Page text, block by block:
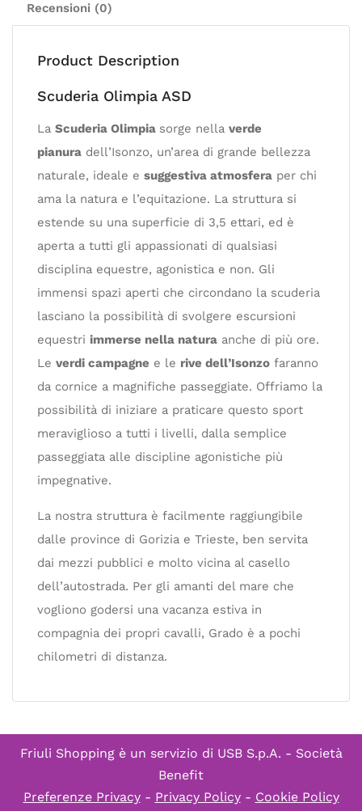
Recensioni (0)
Product Description
Scuderia Olimpia ASD
La Scuderia Olimpia sorge nella verde
pianura dell’Isonzo, un’area di grande bellezza
naturale, ideale e suggestiva atmosfera per chi
ama la natura e l’equitazione. La struttura si
estende su una superficie di 3,5 ettari, ed è
aperta a tutti gli appassionati di qualsiasi
disciplina equestre, agonistica e non. Gli
immensi spazi aperti che circondano la scuderia
lasciano la possibilità di svolgere escursioni
equestri immerse nella natura anche di più ore.
Le verdi campagne e le rive dell’Isonzo faranno
da cornice a magnifiche passeggiate. Offriamo la
possibilità di iniziare a praticare questo sport
meraviglioso a tutti i livelli, dalla semplice
passeggiata alle discipline agonistiche più
impegnative.
La nostra struttura è facilmente raggiungibile
dalle province di Gorizia e Trieste, ben servita
dai mezzi pubblici e molto vicina al casello
dell’autostrada. Per gli amanti del mare che
vogliono godersi una vacanza estiva in
compagnia dei propri cavalli, Grado è a pochi
chilometri di distanza.
Friuli Shopping è un servizio di USB S.p.A. - Società
Benefit
Preferenze Privacy- Privacy Policy- Cookie Policy